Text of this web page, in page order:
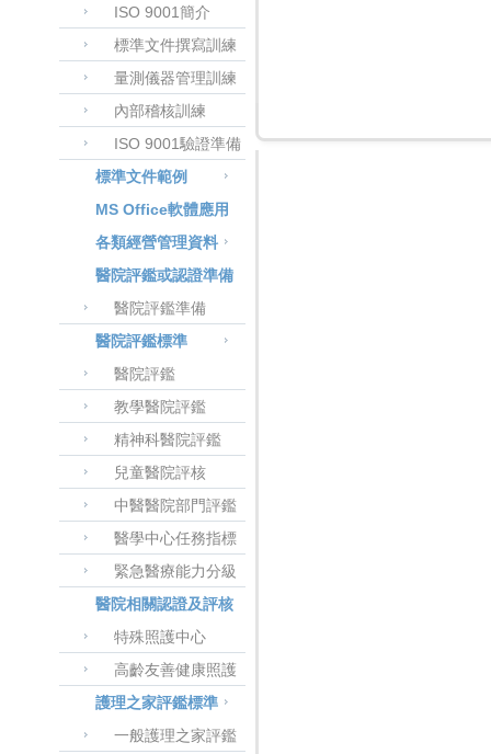
ISO 9001簡介
標準文件撰寫訓練
量測儀器管理訓練
內部稽核訓練
ISO 9001驗證準備
標準文件範例
MS Office軟體應用
各類經營管理資料
醫院評鑑或認證準備
醫院評鑑準備
醫院評鑑標準
醫院評鑑
教學醫院評鑑
精神科醫院評鑑
兒童醫院評核
中醫醫院部門評鑑
醫學中心任務指標
緊急醫療能力分級
醫院相關認證及評核
特殊照護中心
高齡友善健康照護
護理之家評鑑標準
一般護理之家評鑑